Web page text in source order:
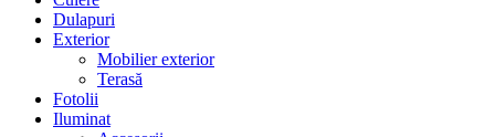
Dulapuri
Exterior
Mobilier exterior
Terasă
Fotolii
Iluminat